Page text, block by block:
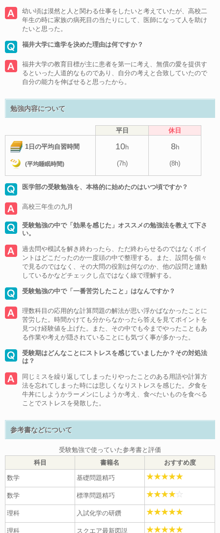
幼い頃は漠然と人と関わる仕事をしたいと考えていたが、高校二
年生の時に家族の病死目の当たりにして、医師になって人を助け
たいと思った。
福井大学に進学を決めた理由は何ですか？
福井大学の教育目標が主に患者を第一に考え、無償の愛を提供す
るといった人道的なものであり、自分の考えと合致していたので
自分の能力を伸ばせると思ったから。
勉強内容について
平日 休日
1日の平均自習時間 10h 8h
(平均睡眠時間) (7h) (8h)
医学部の受験勉強を、本格的に始めたのはいつ頃ですか？
高校三年生の九月
受験勉強の中で「効果を感じた」オススメの勉強法を教えて下さ
い。
過去問や模試を解き終わったら、ただ終わらせるのではなくポイ
ントはどこだったのか一度頭の中で整理する。また、設問を個々
で見るのではなく、その大問の役割は何なのか、他の設問と連動
しているかなどチェックし点ではなく線で理解する。
受験勉強の中で「一番苦労したこと」はなんですか？
理数科目の応用的な計算問題の解法が思い浮かばなかったことに
苦労した。時間かけても分からなかったら答えを見てポイントを
見つけ経験値を上げた。また、その中でも今までやったこともあ
る作業や考えが隠されていることにも気づく事が多かった。
受験期はどんなことにストレスを感じていましたか？その対処法
は？
同じミスを繰り返してしまったりやったことのある用語や計算方
法を忘れてしまった時には悲しくなりストレスを感じた。夕食を
牛丼にしようかラーメンにしようか考え、食べたいものを食べる
ことでストレスを発散した。
参考書などについて
受験勉強で使っていた参考書と評価
科目
書籍名 おすすめ度
数学 基礎問題精巧
数学 標準問題精巧
理科 入試化学の研鑽
理科 スクエア最新図説